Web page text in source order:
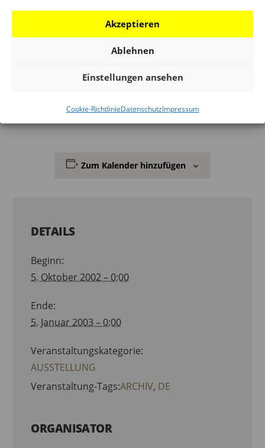
Akzeptieren
Ablehnen
Einstellungen ansehen
Cookie-RichtlinieDatenschutzImpressum
dem die Autoren aus dem Blickwinkel ihres jeweiligen
Betätigungsfeldes ihre eigene Klinken-Welt öffnen.
Unterstützung von FSB realisiert.
Zum Kalender hinzufügen
DETAILS
Beginn:
5. Oktober 2002 – 0:00
Ende:
5. Januar 2003 – 0:00
Veranstaltungskategorie:
AUSSTELLUNG
Veranstaltung-Tags:ARCHIV, DE
ORGANISATOR